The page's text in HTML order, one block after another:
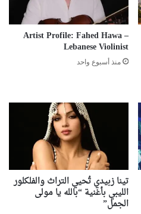
Artist Profile: Fahed Hawa –
Lebanese Violinist
منذ أسبوع واحد
تينا زبيدي تُحيي التراث والفلكلور
الليبي بأغنية “بالله يا مولى
الجمل”